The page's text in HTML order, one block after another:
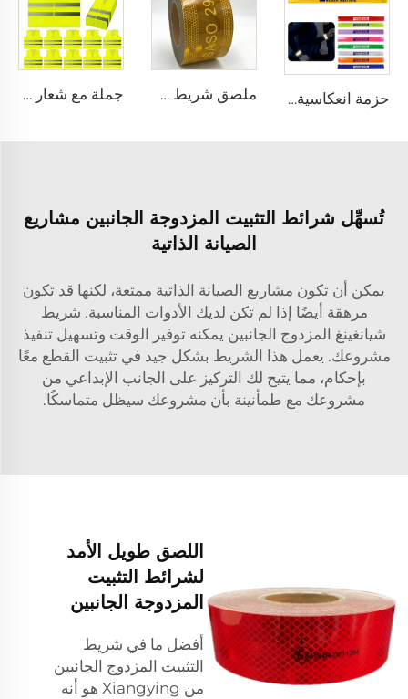
حزمة انعكاسية من PVC مع شريط معصم قابل للانحناء ومرئي للاستخدام في الأنشطة الخارجية ملصق شريط عاكس رجعي أصفر SASO 2913 للشاحنات والقطارات جملة مع شعار مخصص سترة أمان عاكسة للضوء بشبك، سترة أمان بسحاب عاكس للضوء ملابس للاستخدام في البناء
تُسهِّل شرائط التثبيت المزدوجة الجانبين مشاريع
الصيانة الذاتية
يمكن أن تكون مشاريع الصيانة الذاتية ممتعة، لكنها قد تكون
مرهقة أيضًا إذا لم تكن لديك الأدوات المناسبة. شريط
شيانغينغ المزدوج الجانبين يمكنه توفير الوقت وتسهيل تنفيذ
مشروعك. يعمل هذا الشريط بشكل جيد في تثبيت القطع معًا
بإحكام، مما يتيح لك التركيز على الجانب الإبداعي من
مشروعك مع طمأنينة بأن مشروعك سيظل متماسكًا.
اللصق طويل الأمد
لشرائط التثبيت
المزدوجة الجانبين
أفضل ما في شريط
التثبيت المزدوج الجانبين
من Xiangying هو أنه